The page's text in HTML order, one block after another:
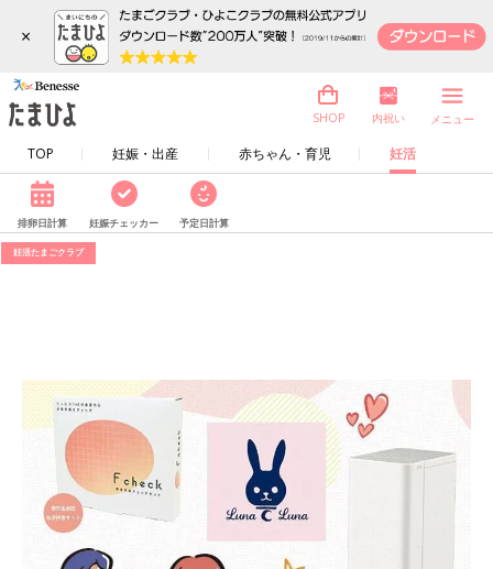
×
TOP 妊娠・出産 赤ちゃん・育児 妊活
SHOP 内祝い メニュー
排卵日計算 妊娠チェッカー 予定日計算
妊活たまごクラブ